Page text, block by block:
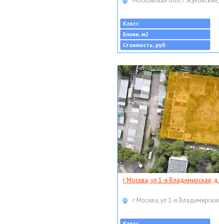
Класс
Блоки, м2
Стоимость, руб
г Москва, ул 1-я Владимирская, д
г Москва, ул 1-я